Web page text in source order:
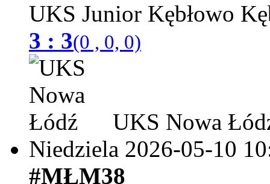
UKS Junior Kębłowo
3 : 3(0 , 0, 0)
UKS Nowa
Niedziela 2026-05-10
#MŁM38